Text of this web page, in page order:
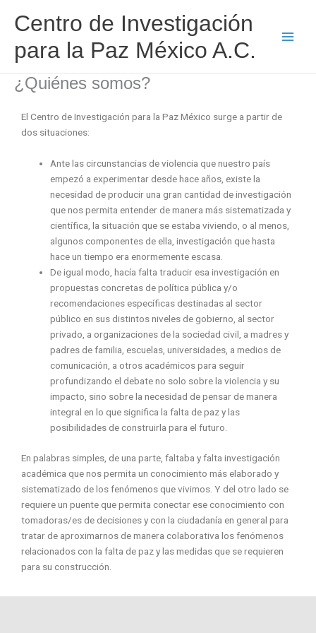
Centro de Investigación
para la Paz México A.C.
¿Quiénes somos?
El Centro de Investigación para la Paz México surge a partir de
dos situaciones:
Ante las circunstancias de violencia que nuestro país
empezó a experimentar desde hace años, existe la
necesidad de producir una gran cantidad de investigación
que nos permita entender de manera más sistematizada y
científica, la situación que se estaba viviendo, o al menos,
algunos componentes de ella, investigación que hasta
hace un tiempo era enormemente escasa.
De igual modo, hacía falta traducir esa investigación en
propuestas concretas de política pública y/o
recomendaciones específicas destinadas al sector
público en sus distintos niveles de gobierno, al sector
privado, a organizaciones de la sociedad civil, a madres y
padres de familia, escuelas, universidades, a medios de
comunicación, a otros académicos para seguir
profundizando el debate no solo sobre la violencia y su
impacto, sino sobre la necesidad de pensar de manera
integral en lo que significa la falta de paz y las
posibilidades de construirla para el futuro.
En palabras simples, de una parte, faltaba y falta investigación
académica que nos permita un conocimiento más elaborado y
sistematizado de los fenómenos que vivimos. Y del otro lado se
requiere un puente que permita conectar ese conocimiento con
tomadoras/es de decisiones y con la ciudadanía en general para
tratar de aproximarnos de manera colaborativa los fenómenos
relacionados con la falta de paz y las medidas que se requieren
para su construcción.